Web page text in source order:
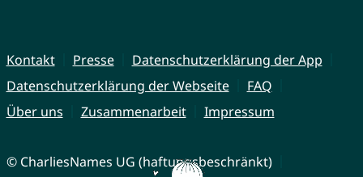
Kontakt Presse
Datenschutzerklärung der App
Datenschutzerklärung der Webseite
FAQ
Über uns
Zusammenarbeit Impressum
© CharliesNames UG (haftungsbeschränkt)